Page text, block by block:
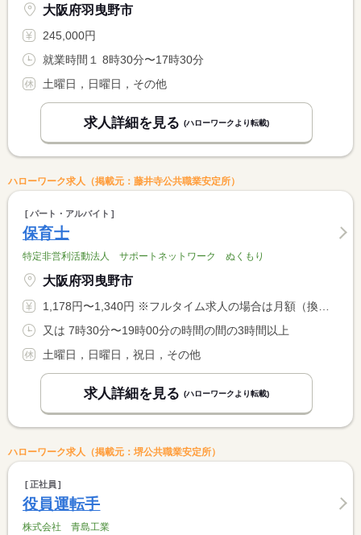
大阪府羽曳野市
245,000円
就業時間１ 8時30分〜17時30分
土曜日，日曜日，その他
求人詳細を見る (ハローワークより転載)
ハローワーク求人（掲載元：藤井寺公共職業安定所）
パート・アルバイト
保育士
特定非営利活動法人 サポートネットワーク ぬくもり
大阪府羽曳野市
1,178円〜1,340円 ※フルタイム求人の場合は月額（換算額）、パート求人の場合は時間額を表示しています。
又は 7時30分〜19時00分の時間の間の3時間以上
土曜日，日曜日，祝日，その他
求人詳細を見る (ハローワークより転載)
ハローワーク求人（掲載元：堺公共職業安定所）
正社員
役員運転手
株式会社 青島工業